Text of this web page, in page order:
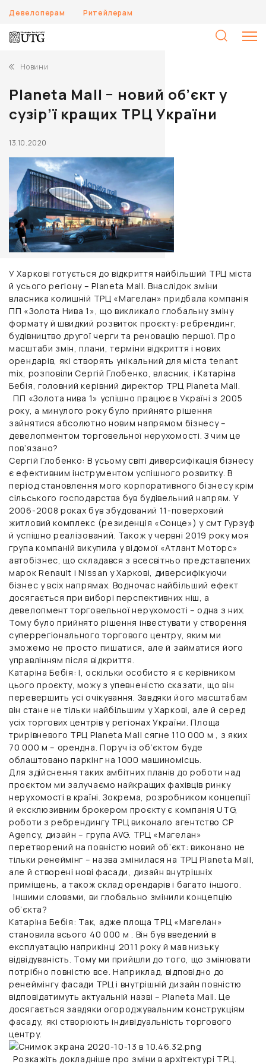
Девелоперам Ритейлерам
Новини
Planeta Mall − новий об’єкт у
сузір’ї кращих ТРЦ України
13.10.2020
У Харкові готується до відкриття найбільший ТРЦ міста
й усього регіону – Planeta Mall. Внаслідок зміни
власника колишній ТРЦ «Магелан» придбала компанія
ПП «Золота Нива 1», що викликало глобальну зміну
формату й швидкий розвиток проєкту: ребрендинг,
будівництво другої черги та реновацію першої. Про
масштаби змін, плани, терміни відкриття і нових
орендарів, які створять унікальний для міста tenant
mix, розповіли Сергій Глобенко, власник, і Катаріна
Бебія, головний керівний директор ТРЦ Planeta Mall.
ПП «Золота нива 1» успішно працює в Україні з 2005
року, а минулого року було прийнято рішення
зайнятися абсолютно новим напрямом бізнесу –
девелопментом торговельної нерухомості. З чим це
пов’язано?
Сергій Глобенко: В усьому світі диверсифікація бізнесу
є ефективним інструментом успішного розвитку. В
період становлення мого корпоративного бізнесу крім
сільського господарства був будівельний напрям. У
2006-2008 роках був збудований 11-поверховий
житловий комплекс (резиденція «Сонце») у смт Гурзуф
й успішно реалізований. Також у червні 2019 року моя
група компаній викупила у відомої «Атлант Моторс»
автобізнес, що складався з всесвітньо представлених
марок Renault і Nissan у Харкові, диверсифікуючи
бізнес у всіх напрямах. Водночас найбільший ефект
досягається при виборі перспективних ніш, а
девелопмент торговельної нерухомості – одна з них.
Тому було прийнято рішення інвестувати у створення
суперрегіонального торгового центру, яким ми
зможемо не просто пишатися, але й займатися його
управлінням після відкриття.
Катаріна Бебія: І, оскільки особисто я є керівником
цього проєкту, можу з упевненістю сказати, що він
перевершить усі очікування. Завдяки його масштабам
він стане не тільки найбільшим у Харкові, але й серед
усіх торгових центрів у регіонах України. Площа
трирівневого ТРЦ Planeta Mall сягне 110 000 м , з яких
70 000 м – орендна. Поруч із об’єктом буде
облаштовано паркінг на 1000 машиномісць.
Для здійснення таких амбітних планів до роботи над
проєктом ми залучаємо найкращих фахівців ринку
нерухомості в країні. Зокрема, розробником концепції
й ексклюзивним брокером проєкту є компанія UTG,
роботи з ребрендингу ТРЦ виконало агентство CP
Agency, дизайн – група AVG. ТРЦ «Магелан»
перетворений на повністю новий об’єкт: виконано не
тільки ренеймінг – назва змінилася на ТРЦ Planeta Mall,
але й створені нові фасади, дизайн внутрішніх
приміщень, а також склад орендарів і багато іншого.
Іншими словами, ви глобально змінили концепцію
об’єкта?
Катаріна Бебія: Так, адже площа ТРЦ «Магелан»
становила всього 40 000 м . Він був введений в
експлуатацію наприкінці 2011 року й мав низьку
відвідуваність. Тому ми прийшли до того, що змінювати
потрібно повністю все. Наприклад, відповідно до
ренеймінгу фасади ТРЦ і внутрішній дизайн повністю
відповідатимуть актуальній назві – Planeta Mall. Це
досягається завдяки огороджувальним конструкціям
фасаду, які створюють індивідуальність торгового
центру.
Розкажіть докладніше про зміни в архітектурі ТРЦ.